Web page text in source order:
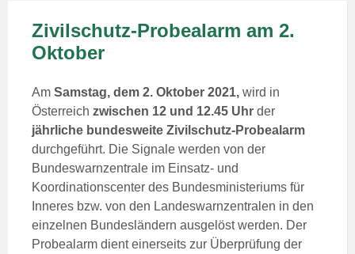
Zivilschutz-Probealarm am 2.
Oktober
Am Samstag, dem 2. Oktober 2021, wird in
Österreich zwischen 12 und 12.45 Uhr der
jährliche bundesweite Zivilschutz-Probealarm
durchgeführt. Die Signale werden von der
Bundeswarnzentrale im Einsatz- und
Koordinationscenter des Bundesministeriums für
Inneres bzw. von den Landeswarnzentralen in den
einzelnen Bundesländern ausgelöst werden. Der
Probealarm dient einerseits zur Überprüfung der